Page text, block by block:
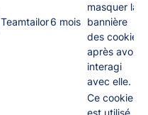
Teamtailor6 mois
masquer la
bannière
des cookies
après avoir
interagi
avec elle.
Ce cookie
est utilisé